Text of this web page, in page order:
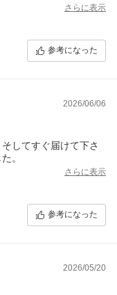
さらに表示
参考になった
2026/06/06
してすぐ届けて下さ
。
さらに表示
参考になった
2026/05/20